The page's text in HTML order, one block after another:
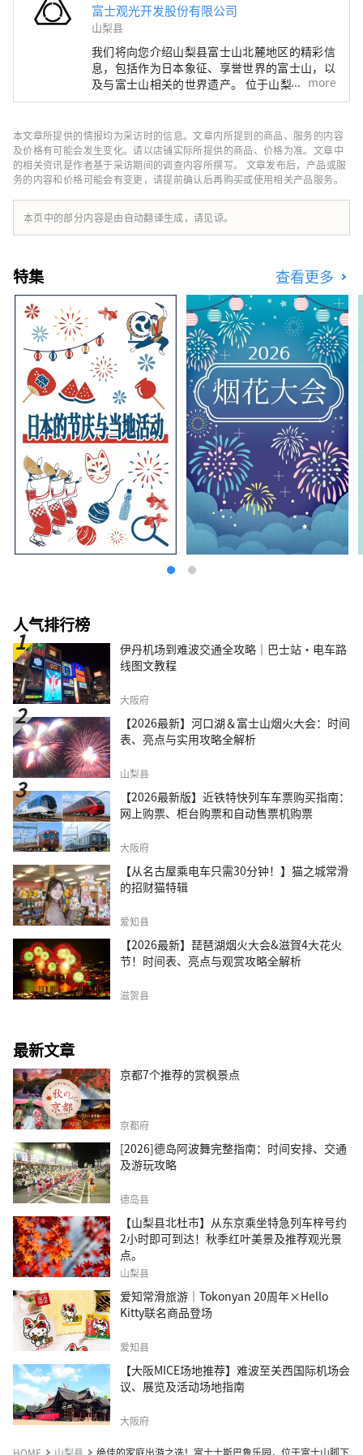
富士观光开发股份有限公司
山梨县
我们将向您介绍山梨县富士山北麓地区的精彩信
息，包括作为日本象征、享誉世界的富士山，以
及与富士山相关的世界遗产。 位于山梨县富士
山北侧的富士五湖地区，是一个自然资源丰富的
中湖五座湖泊组成。 联合国教科文组织世界文
化遗产“富士山——信仰对象与艺术灵感之
源”，包括北口本宫富士浅间神社、河口浅间神
社、富士御室浅间神社等历史悠久的神社，以及
天然纪念物忍野八海等文化遗产，其中部分遗产
还分布于静冈县。 作为著名旅游胜地的富士山
节；秋季可在河口湖红叶回廊欣赏富士山与红叶
交织的美景；冬季则可在 Fujiten Snow Resort
一边欣赏壮观的富士山，一边体验滑雪和单板滑
雪等冬季运动。 近年来，在富士山壮丽自然环
境中进行徒步、自行车和露营等户外活动的人数
也不断增加。 本公司以富士山北麓河口湖地区
为基地，经营多项设施，包括利用富士山自然环
境打造的主题乐园“Fuji Subaru Land”、采
用富士山天然水酿造并享誉国际的精酿啤酒
“Fujizakura Heights Beer”、采用富士山麓
地下1000米天然温泉的“Fuji Chobo no Yu
Yurari Onsen”，以及可体验冬季运动的
“Fujiten Snow Resort”。 今后，我们也将继
续从富士山北麓河口湖地区向世界传递富士山四
季变化的魅力。
more
本文章所提供的情报均为采访时的信息。文章内所提到的商品、服务的内容
及价格有可能会发生变化。请以店铺实际所提供的商品、价格为准。文章中
的相关资讯是作者基于采访期间的调查内容所撰写。 文章发布后，产品或服
务的内容和价格可能会有变更，请提前确认后再购买或使用相关产品服务。
本页中的部分内容是由自动翻译生成，请见谅。
特集 查看更多
人气排行榜
伊丹机场到难波交通全攻略｜巴士站・电车路
线图文教程
大阪府
【2026最新】河口湖＆富士山烟火大会：时间
表、亮点与实用攻略全解析
山梨县
【2026最新版】近铁特快列车车票购买指南：
网上购票、柜台购票和自动售票机购票
大阪府
【从名古屋乘电车只需30分钟！】猫之城常滑
的招财猫特辑
爱知县
【2026最新】琵琶湖烟火大会&滋賀4大花火
节！时间表、亮点与观赏攻略全解析
滋贺县
最新文章
京都7个推荐的赏枫景点
京都府
[2026]德岛阿波舞完整指南：时间安排、交通
及游玩攻略
德岛县
【山梨县北杜市】从东京乘坐特急列车梓号约
2小时即可到达！秋季红叶美景及推荐观光景
点。
山梨县
爱知常滑旅游｜Tokonyan 20周年×Hello
Kitty联名商品登场
爱知县
【大阪MICE场地推荐】难波至关西国际机场会
议、展览及活动场地指南
大阪府
HOME 山梨县 绝佳的家庭出游之选！富士士斯巴鲁乐园，位于富士山脚下